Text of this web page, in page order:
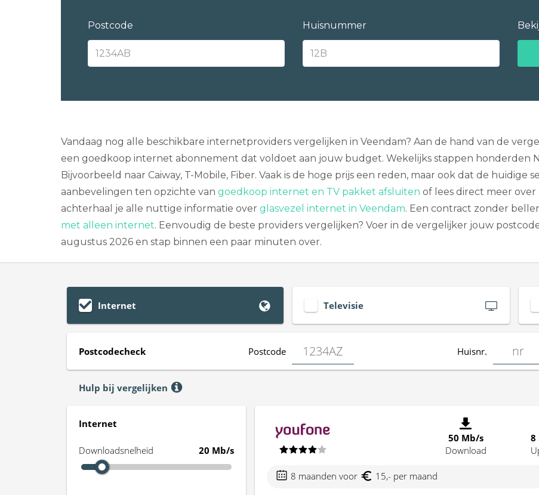
Postcode Huisnummer
Vandaag nog alle beschikbare internetproviders vergelijken in Veendam? Aan de hand van de
een goedkoop internet abonnement dat voldoet aan jouw budget. Wekelijks stappen honderden
Bijvoorbeeld naar Caiway, T-Mobile, Fiber. Vaak is de hoge prijs een reden, maar ook dat de huidige
aanbevelingen ten opzichte van goedkoop internet en TV pakket afsluiten of lees direct meer over
achterhaal je alle nuttige informatie over glasvezel internet in Veendam. Een contract zonder
met alleen internet. Eenvoudig de beste providers vergelijken? Voer in de vergelijker jouw
augustus 2026 en stap binnen een paar minuten over.
Internet Televisie
Postcodecheck Postcode Huisnr.
Hulp bij vergelijken
Internet
Downloadsnelheid 20 Mb/s
50 Mb/s
Download
8
8 maanden voor 15,- per maand